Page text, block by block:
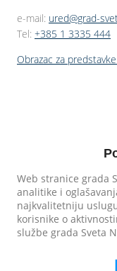
e-mail: ured@grad-
Tel: +385 1 3335 444
Obrazac za
Web stranice grada
analitike i
najkvalitetniju
korisnike o
službe grada Sveta